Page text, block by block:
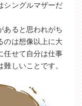
シングルマザーだ
あると思われがち
のは想像以上に大
任せて自分は仕事
しいことです。